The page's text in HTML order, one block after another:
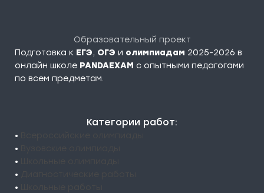
Образовательный проект
Подготовка к ЕГЭ, ОГЭ и олимпиадам 2025-2026 в
онлайн школе PANDAEXAM c опытными педагогами
по всем предметам.
Категории работ:
•
•
•
•
•